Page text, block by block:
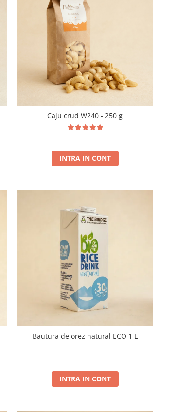
Caju crud W240 - 250 g
INTRA IN CONT
Bautura de orez natural ECO 1 L
INTRA IN CONT